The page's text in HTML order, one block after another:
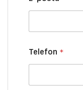
o
y
d
Telefon *